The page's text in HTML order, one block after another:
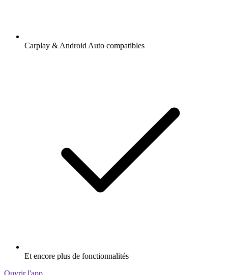
Carplay & Android Auto compatibles
Et encore plus de fonctionnalités